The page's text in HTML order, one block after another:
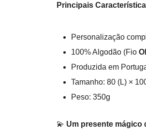
Principais
Personalização
100% Algodão (Fio
Produzida em
Tamanho: 80 (L) ×
Peso: 350g
💫 Um presente mágico